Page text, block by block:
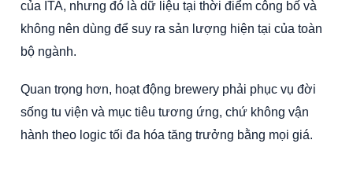
của ITA, nhưng đó là dữ liệu tại thời điểm công bố và
không nên dùng để suy ra sản lượng hiện tại của toàn
bộ ngành.
Quan trọng hơn, hoạt động brewery phải phục vụ đời
sống tu viện và mục tiêu tương ứng, chứ không vận
hành theo logic tối đa hóa tăng trưởng bằng mọi giá.